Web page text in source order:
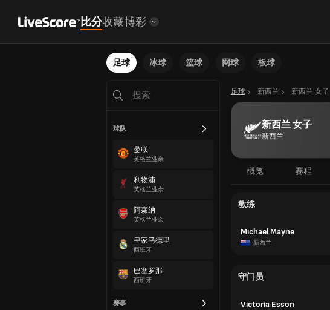
比分收藏博彩
足球 冰球 篮球 网球 板球
球队
曼联
英格兰业余
利物浦
英格兰业余
阿森纳
英格兰业余
皇家马德里
西班牙
巴塞罗那
西班牙
赛事
足球 新西兰 新西兰 女子
新西兰 女子
新西兰
概览 赛程
教练
Michael Mayne
新西兰
守门员
Victoria Esson